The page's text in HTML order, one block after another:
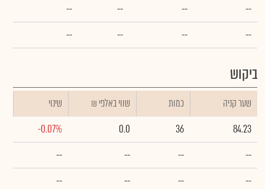
--
--
--
--
--
--
--
--
ביקוש
שער קניה כמות ₪ שווי באלפי
שינוי
84.23
36
0.0
-0.07%
--
--
--
--
--
--
--
--